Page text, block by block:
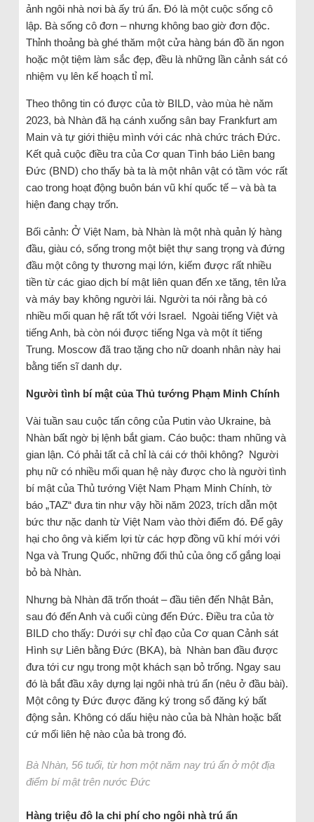
ảnh ngôi nhà nơi bà ấy trú ẩn. Đó là một cuộc sống cô
lập. Bà sống cô đơn – nhưng không bao giờ đơn độc.
Thỉnh thoảng bà ghé thăm một cửa hàng bán đồ ăn ngon
hoặc một tiệm làm sắc đẹp, đều là những lần cảnh sát có
nhiệm vụ lên kế hoạch tỉ mỉ.
Theo thông tin có được của tờ BILD, vào mùa hè năm
2023, bà Nhàn đã hạ cánh xuống sân bay Frankfurt am
Main và tự giới thiệu mình với các nhà chức trách Đức.
Kết quả cuộc điều tra của Cơ quan Tình báo Liên bang
Đức (BND) cho thấy bà ta là một nhân vật có tầm vóc rất
cao trong hoạt động buôn bán vũ khí quốc tế – và bà ta
hiện đang chạy trốn.
Bối cảnh: Ở Việt Nam, bà Nhàn là một nhà quản lý hàng
đầu, giàu có, sống trong một biệt thự sang trọng và đứng
đầu một công ty thương mại lớn, kiếm được rất nhiều
tiền từ các giao dịch bí mật liên quan đến xe tăng, tên lửa
và máy bay không người lái. Người ta nói rằng bà có
nhiều mối quan hệ rất tốt với Israel. Ngoài tiếng Việt và
tiếng Anh, bà còn nói được tiếng Nga và một ít tiếng
Trung. Moscow đã trao tặng cho nữ doanh nhân này hai
bằng tiến sĩ danh dự.
Người tình bí mật của Thủ tướng Phạm Minh Chính
Vài tuần sau cuộc tấn công của Putin vào Ukraine, bà
Nhàn bất ngờ bị lệnh bắt giam. Cáo buộc: tham nhũng và
gian lận. Có phải tất cả chỉ là cái cớ thôi không? Người
phụ nữ có nhiều mối quan hệ này được cho là người tình
bí mật của Thủ tướng Việt Nam Phạm Minh Chính, tờ
báo „TAZ“ đưa tin như vậy hồi năm 2023, trích dẫn một
bức thư nặc danh từ Việt Nam vào thời điểm đó. Để gây
hại cho ông và kiếm lợi từ các hợp đồng vũ khí mới với
Nga và Trung Quốc, những đối thủ của ông cố gắng loại
bỏ bà Nhàn.
Nhưng bà Nhàn đã trốn thoát – đầu tiên đến Nhật Bản,
sau đó đến Anh và cuối cùng đến Đức. Điều tra của tờ
BILD cho thấy: Dưới sự chỉ đạo của Cơ quan Cảnh sát
Hình sự Liên bằng Đức (BKA), bà Nhàn ban đầu được
đưa tới cư ngụ trong một khách sạn bỏ trống. Ngay sau
đó là bắt đầu xây dựng lại ngôi nhà trú ẩn (nêu ở đầu bài).
Một công ty Đức được đăng ký trong sổ đăng ký bất
động sản. Không có dấu hiệu nào của bà Nhàn hoặc bất
cứ mối liên hệ nào của bà trong đó.
Bà Nhàn, 56 tuổi, từ hơn một năm nay trú ẩn ở một địa
điểm bí mật trên nước Đức
Hàng triệu đô la chi phí cho ngôi nhà trú ẩn